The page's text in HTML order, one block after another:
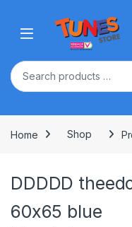
Open
Home Shop
DDDDD
60x65 blue